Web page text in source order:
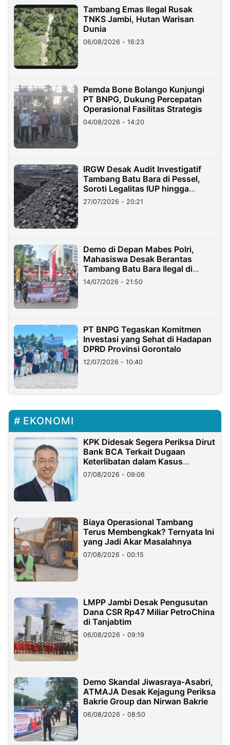
Tambang Emas Ilegal Rusak
TNKS Jambi, Hutan Warisan
Dunia
06/08/2026 - 16:23
Pemda Bone Bolango Kunjungi
PT BNPG, Dukung Percepatan
Operasional Fasilitas Strategis
04/08/2026 - 14:20
IRGW Desak Audit Investigatif
Tambang Batu Bara di Pessel,
Soroti Legalitas IUP hingga
Stockpile
27/07/2026 - 20:21
Demo di Depan Mabes Polri,
Mahasiswa Desak Berantas
Tambang Batu Bara Ilegal di
Lampung
14/07/2026 - 21:50
PT BNPG Tegaskan Komitmen
Investasi yang Sehat di Hadapan
DPRD Provinsi Gorontalo
12/07/2026 - 10:40
EKONOMI
KPK Didesak Segera Periksa Dirut
Bank BCA Terkait Dugaan
Keterlibatan dalam Kasus
Hilangnya Dana Nasabah Rp2,58
Miliar
07/08/2026 - 09:06
Biaya Operasional Tambang
Terus Membengkak? Ternyata Ini
yang Jadi Akar Masalahnya
07/08/2026 - 00:15
LMPP Jambi Desak Pengusutan
Dana CSR Rp47 Miliar PetroChina
di Tanjabtim
06/08/2026 - 09:19
Demo Skandal Jiwasraya-Asabri,
ATMAJA Desak Kejagung Periksa
Bakrie Group dan Nirwan Bakrie
06/08/2026 - 08:50